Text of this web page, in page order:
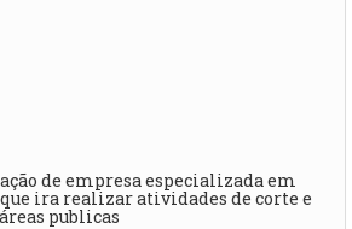
de empresa especializada em
ira realizar atividades de corte e
publicas